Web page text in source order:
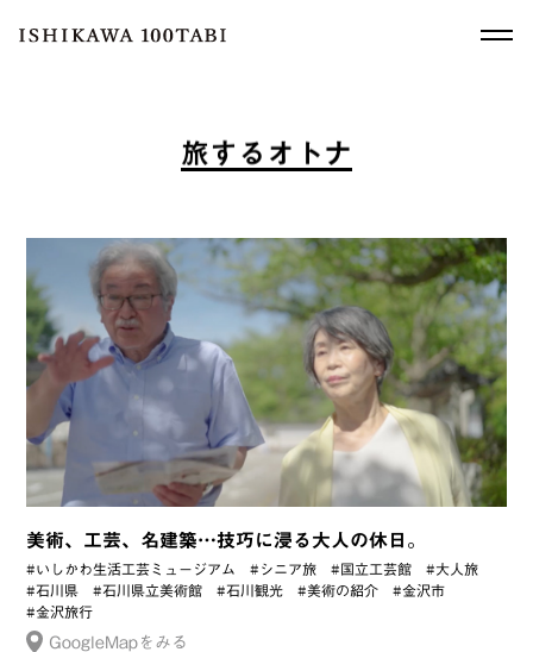
旅 す る オ ト ナ
美術、工芸、名建築…技巧に浸る大人の休日。
#いしかわ生活工芸ミュージアム #シニア旅 #国立工芸館
#大人旅
#石川県
#石川県立美術館 #石川観光 #美術の紹介
#金沢市
#金沢旅行
GoogleMapをみる